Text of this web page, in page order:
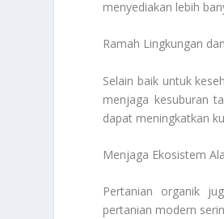
menyediakan lebih
Ramah Lingkungan
Selain baik untuk
menjaga kesuburan
dapat meningkatkan
Menjaga Ekosistem
Pertanian organik
pertanian modern